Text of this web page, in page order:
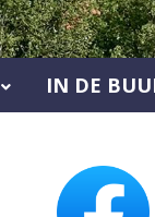
IN DE